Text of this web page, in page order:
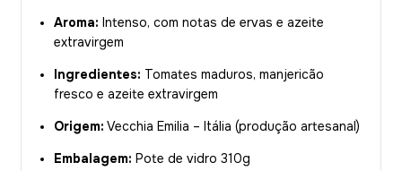
Aroma: Intenso, com notas de ervas e azeite
extravirgem
Ingredientes: Tomates maduros, manjericão
fresco e azeite extravirgem
Origem: Vecchia Emilia – Itália (produção artesanal)
Embalagem: Pote de vidro 310g